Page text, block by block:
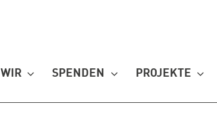
WIR SPENDEN PROJEKTE